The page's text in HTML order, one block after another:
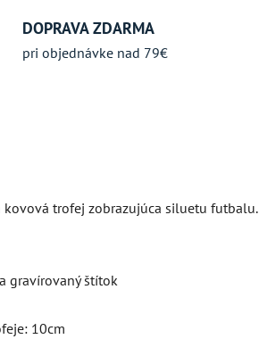
DOPRAVA ZDARMA
pri objednávke nad 79€
kovová trofej zobrazujúca siluetu futbalu.
gravírovaný štítok
10cm